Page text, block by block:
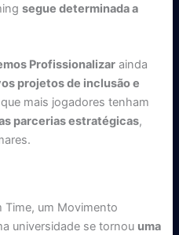
segue determinada a
Profissionalizar ainda
projetos de inclusão e
mais jogadores tenham
parcerias estratégicas,
Time, um Movimento
universidade se tornou uma